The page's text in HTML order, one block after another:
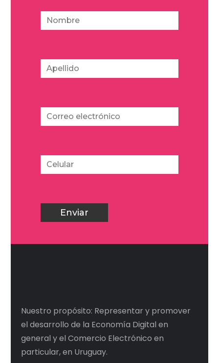
Nuestro propósito: Representar y promover
el desarrollo de la Economía Digital en
general y el Comercio Electrónico en
particular, en Uruguay.